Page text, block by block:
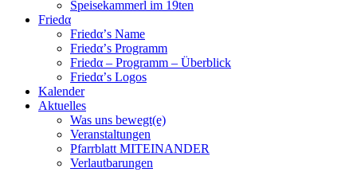
Speisekammerl im 19ten
Friedα
Friedα’s Name
Friedα’s Programm
Friedα – Programm – Überblick
Friedα’s Logos
Kalender
Aktuelles
Was uns bewegt(e)
Veranstaltungen
Pfarrblatt MITEINANDER
Verlautbarungen